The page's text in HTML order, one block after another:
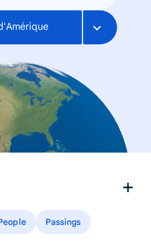
Passings